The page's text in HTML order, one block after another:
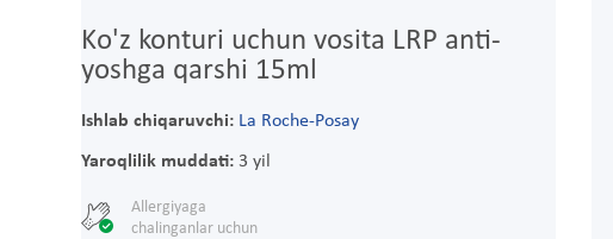
Ko'z konturi uchun vosita LRP anti-
yoshga qarshi 15ml
Ishlab chiqaruvchi: La Roche-Posay
Yaroqlilik muddati:3 yil
Allergiyaga
chalinganlar uchun